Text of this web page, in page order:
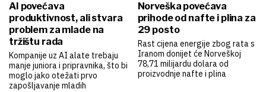
AI povećava
produktivnost, ali stvara
problem za mlade na
tržištu rada
Kompanije uz AI alate trebaju
manje juniora i pripravnika, što bi
moglo jako otežati prvo
zapošljavanje mladih
Norveška povećava
prihode od nafte i plina za
29 posto
Rast cijena energije zbog rata s
Iranom donijet će Norveškoj
78,71 milijardu dolara od
proizvodnje nafte i plina